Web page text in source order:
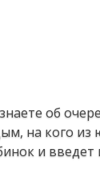
об
на кого
и